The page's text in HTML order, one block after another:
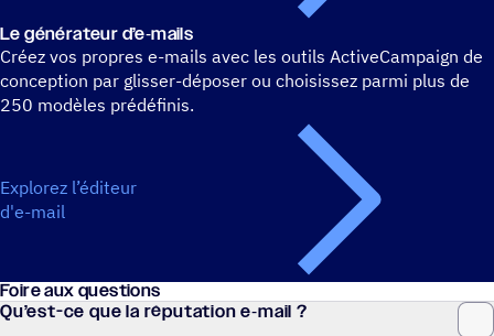
Le géné­ra­teur d’e‑mails
Créez vos propres e-mails avec les outils ActiveCampaign de
conception par glisser-déposer ou choisissez parmi plus de
250 modèles prédéfinis.
Explorez l’éditeur
d'e-mail
Foire aux questions
Qu’est-ce que la répu­ta­tion e‑mail ?